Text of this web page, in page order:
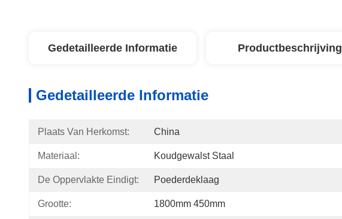
Gedetailleerde Informatie Productbeschrijving
Gedetailleerde Informatie
Plaats Van Herkomst: China
Materiaal: Koudgewalst Staal
De Oppervlakte Eindigt: Poederdeklaag
Grootte: 1800mm 450mm